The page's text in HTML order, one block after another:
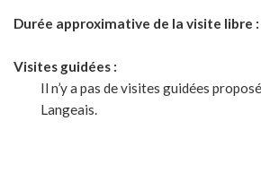
Durée approximative de la visite libre :
Visites guidées :
Il n’y a pas de visites guidées
Langeais.